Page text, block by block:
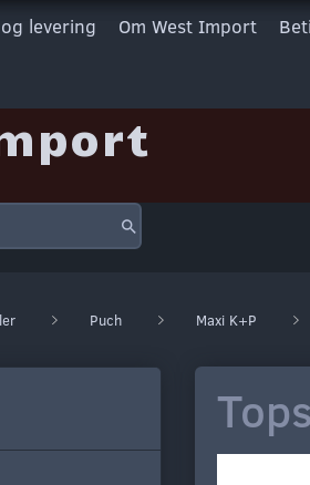
levering Om West Import
Puch Maxi K+P